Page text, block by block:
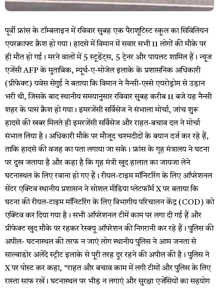
पूर्वी फ्रांस के टॉम्बलाइन में रविवार सुबह एक पैराशूटिस्ट स्कूल का सिविलियन
एयरक्राफ्ट क्रैश हो गया। हादसे में विमान में सवार सभी 11 लोगों की मौके पर
ही मौत हो गई। मरने वालों में 5 स्टूडेंट्स, 5 ट्रेनर और पायलट शामिल हैं। न्यूज
एजेंसी AFP के मुताबिक, म्यूर्थ-ए-मोजेल इलाके के प्रशासनिक अधिकारी
(प्रीफेक्ट) यवेस सेगुई ने बताया कि विमान ने नैन्सी-एस्से एयरोड्रोम से उड़ान
भरी थी, जिसके बाद स्थानीय समयानुसार रविवार सुबह करीब 11 बजे यह नैन्सी
शहर के पास क्रैश हो गया। इमरजेंसी सर्विसेज ने संभाला मोर्चा, जांच शुरू
हादसे की खबर मिलते ही इमरजेंसी सर्विसेज और राहत-बचाव दल ने मोर्चा
संभाल लिया है। अधिकारी मौके पर मौजूद चश्मदीदों के बयान दर्ज कर रहे हैं,
ताकि हादसे की वजह का पता लगाया जा सके। फ्रांस के गृह मंत्रालय ने घटना
पर दुख जताया है और कहा है कि गृह मंत्री खुद हालात का जायजा लेने
घटनास्थल के लिए रवाना हो गए हैं। रीयल-टाइम मॉनिटरिंग के लिए ऑपरेशनल
सेंटर एक्टिव स्थानीय प्रशासन ने सोशल मीडिया प्लेटफॉर्म X पर बताया कि
घटना की रीयल-टाइम मॉनिटरिंग के लिए विभागीय परिचालन केंद्र (COD) को
एक्टिव कर दिया गया है। सभी ऑपरेशनल टीमें काम पर लगा दी गई हैं और
प्रीफेक्ट खुद मौके पर रहकर रेस्क्यू ऑपरेशन की निगरानी कर रहे हैं। पुलिस की
अपील- घटनास्थल की तरफ न जाएं लोग स्थानीय पुलिस ने आम जनता से
साल्वाडोर अलेंदे स्ट्रीट इलाके से पूरी तरह दूर रहने की अपील की है। पुलिस ने
X पर पोस्ट कर कहा, “राहत और बचाव काम में लगी टीमों और पुलिस के लिए
रास्ता साफ रखें। घटनास्थल पर भीड़ न लगाएं और सुरक्षा एजेंसियों का सहयोग